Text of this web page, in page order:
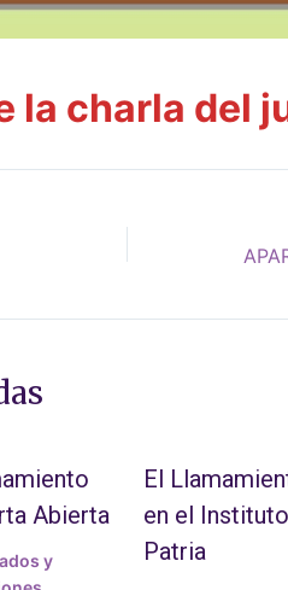
la charla del
Abierta
y
El
en el Instituto
Patria